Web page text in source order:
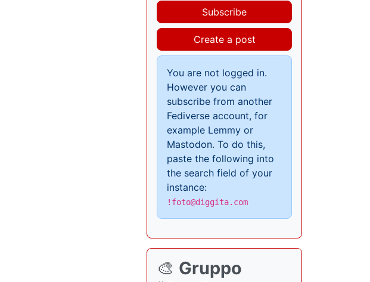
Subscribe
Create a post
You are not logged in.
However you can
subscribe from another
Fediverse account, for
example Lemmy or
Mastodon. To do this,
paste the following into
the search field of your
instance:
!foto@diggita.com
🎨 Gruppo